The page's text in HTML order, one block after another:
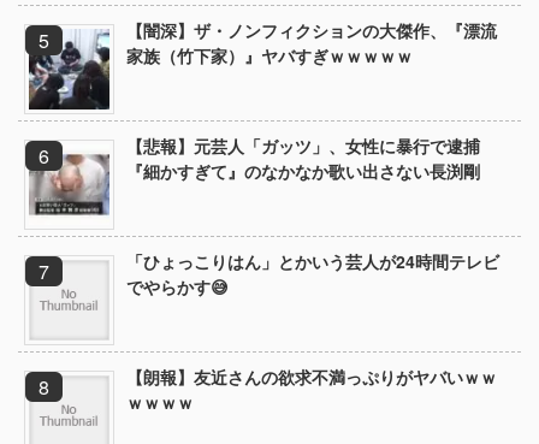
【闇深】ザ・ノンフィクションの大傑作、『漂流
家族（竹下家）』ヤバすぎｗｗｗｗｗ
【悲報】元芸人「ガッツ」、女性に暴行で逮捕
『細かすぎて』のなかなか歌い出さない長渕剛
「ひょっこりはん」とかいう芸人が24時間テレビ
でやらかす😅
【朗報】友近さんの欲求不満っぷりがヤバいｗｗ
ｗｗｗｗ